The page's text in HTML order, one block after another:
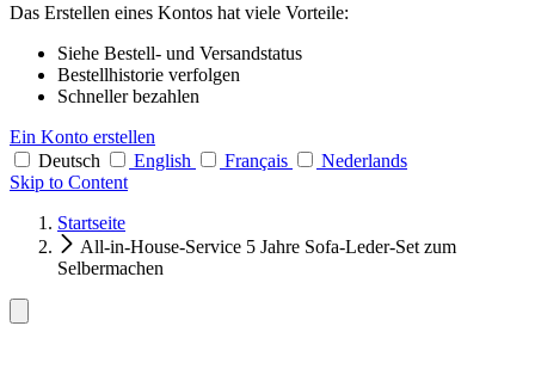
Das Erstellen eines Kontos hat viele Vorteile:
Siehe Bestell- und Versandstatus
Bestellhistorie verfolgen
Schneller bezahlen
Ein Konto erstellen
Deutsch
English Français
Nederlands
Skip to Content
Startseite
All-in-House-Service 5 Jahre Sofa-Leder-Set zum
Selbermachen